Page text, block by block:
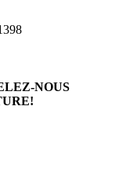
NOUS